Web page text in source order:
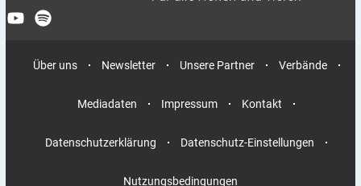
Über uns Newsletter Unsere Partner Verbände
Mediadaten Impressum Kontakt
Datenschutzerklärung Datenschutz-Einstellungen
Nutzungsbedingungen